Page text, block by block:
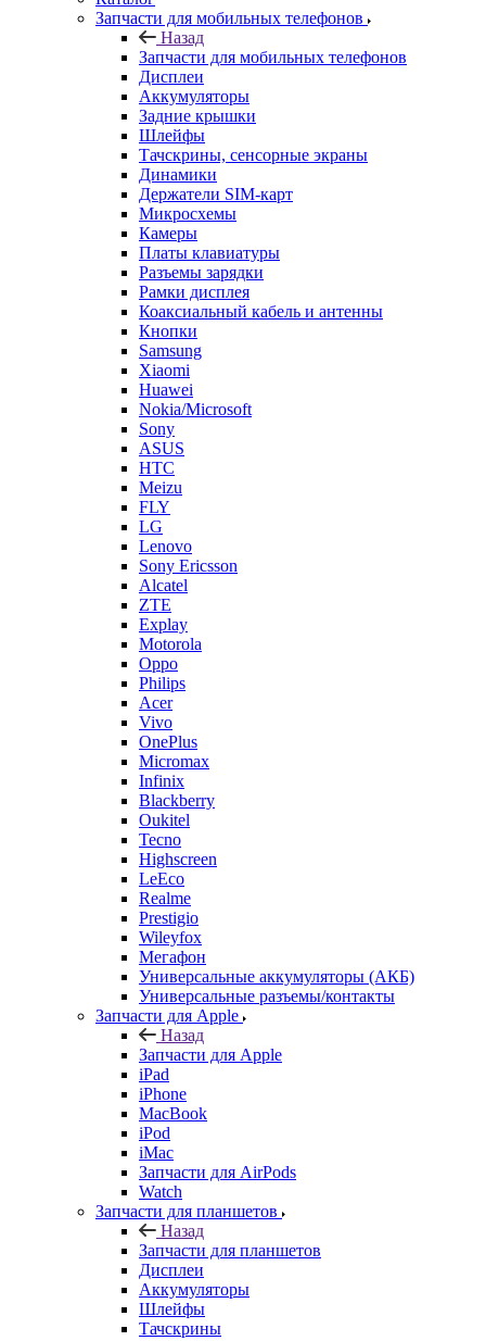
Назад
Запчасти для мобильных телефонов
Дисплеи
Аккумуляторы
Задние крышки
Шлейфы
Тачскрины, сенсорные экраны
Динамики
Держатели SIM-карт
Микросхемы
Камеры
Платы клавиатуры
Разъемы зарядки
Рамки дисплея
Коаксиальный кабель и антенны
Кнопки
Samsung
Xiaomi
Huawei
Nokia/Microsoft
Sony
ASUS
HTC
Meizu
FLY
LG
Lenovo
Sony Ericsson
Alcatel
ZTE
Explay
Motorola
Oppo
Philips
Acer
Vivo
OnePlus
Micromax
Infinix
Blackberry
Oukitel
Tecno
Highscreen
LeEco
Realme
Prestigio
Wileyfox
Мегафон
Универсальные аккумуляторы (АКБ)
Универсальные разъемы/контакты
Запчасти для Apple
Назад
Запчасти для Apple
iPad
iPhone
MacBook
iPod
iMac
Запчасти для AirPods
Watch
Запчасти для планшетов
Назад
Запчасти для планшетов
Дисплеи
Аккумуляторы
Шлейфы
Тачскрины
Корпуса (задние крышки)